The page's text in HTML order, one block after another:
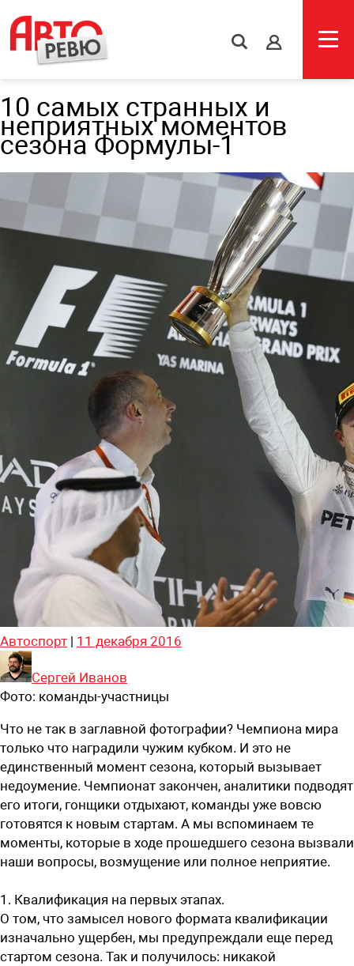
s
10 самых странных и
неприятных моментов
сезона Формулы-1
Автоспорт | 11 декабря 2016
Сергей Иванов
Фото: команды-участницы
Что не так в заглавной фотографии? Чемпиона мира
только что наградили чужим кубком. И это не
единственный момент сезона, который вызывает
недоумение. Чемпионат закончен, аналитики подводят
его итоги, гонщики отдыхают, команды уже вовсю
готовятся к новым стартам. А мы вспоминаем те
моменты, которые в ходе прошедшего сезона вызвали
наши вопросы, возмущение или полное неприятие.
1. Квалификация на первых этапах.
О том, что замысел нового формата квалификации
изначально ущербен, мы предупреждали еще перед
стартом сезона. Так и получилось: никакой